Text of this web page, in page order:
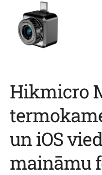
Hikmicro
un iOS
maināmu